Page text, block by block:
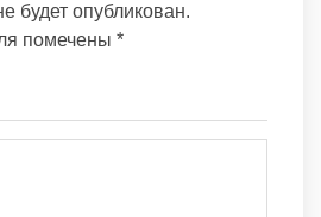
будет опубликован.
помечены *